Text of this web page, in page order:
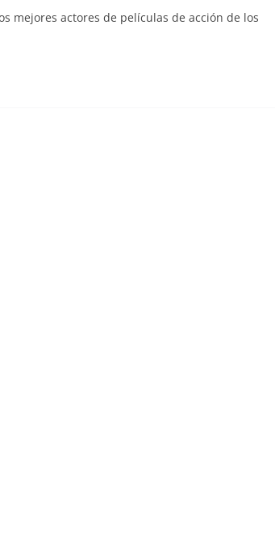
mejores actores de películas de acción de los